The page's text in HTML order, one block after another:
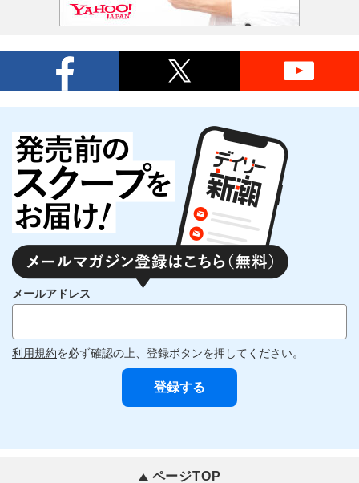
メールアドレス
利用規約を必ず確認の上、登録ボタンを押してください。
ページTOP